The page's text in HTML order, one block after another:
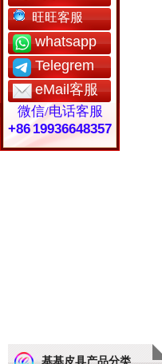
基基皮具产品分类
旺旺客服
whatsapp
Telegrem
eMail客服
微信/电话客服
+86 19936648357